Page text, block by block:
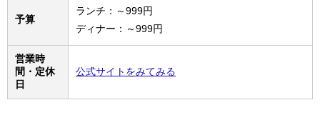
予算
ランチ：～999円
ディナー：～999円
営業時
間・定休
日
公式サイトをみてみる